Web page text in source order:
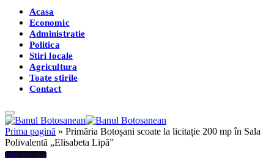
Acasa
Economic
Administratie
Politica
Stiri locale
Agricultura
Toate stirile
Contact
Prima pagină » Primăria Botoșani scoate la licitație 200 mp în Sala
Polivalentă „Elisabeta Lipă”
Administratie